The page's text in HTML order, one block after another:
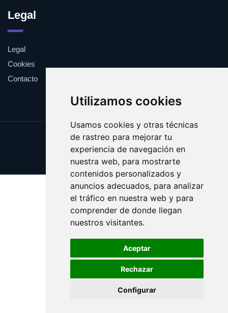
Utilizamos cookies
Usamos cookies y otras técnicas
de rastreo para mejorar tu
experiencia de navegación en
nuestra web, para mostrarte
contenidos personalizados y
anuncios adecuados, para analizar
el tráfico en nuestra web y para
comprender de donde llegan
nuestros visitantes.
Aceptar
Rechazar
Configurar
Legal
Legal
Cookies
Contacto
Update cookies preferences
Copyright © 2025 caballito.es